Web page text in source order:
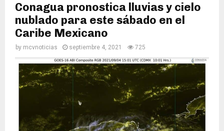
Conagua pronostica lluvias y cielo
nublado para este sábado en el
Caribe Mexicano
by mcvnoticias septiembre 4, 2021 725